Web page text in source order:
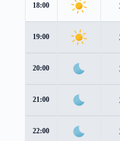
18:00
19:00
20:00
21:00
22:00